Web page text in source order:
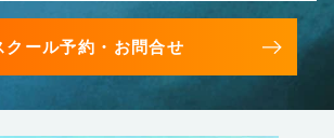
クール予約・お問合せ